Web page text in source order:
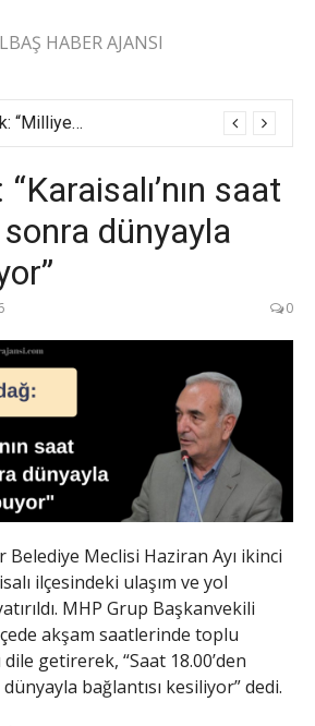
HABER AJANSI
Başkan Şimşek: “Milliyetçiyim diyen adam ikametgahını buraya getirir”
saat
sonra dünyayla
0
Meclisi Haziran Ayı ikinci
ilçesindeki ulaşım ve yol
MHP Grup Başkanvekili
akşam saatlerinde toplu
dile getirerek, “Saat 18.00’den
dünyayla bağlantısı kesiliyor” dedi.